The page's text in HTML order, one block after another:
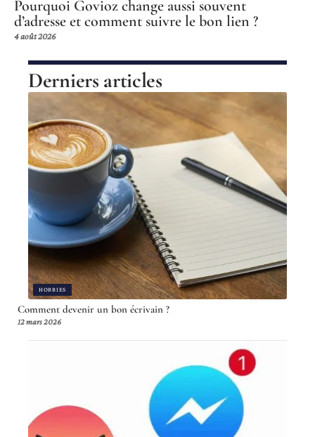
Pourquoi Govioz change aussi souvent
d’adresse et comment suivre le bon lien ?
4 août 2026
Derniers articles
HOBBIES
Comment devenir un bon écrivain ?
12 mars 2026